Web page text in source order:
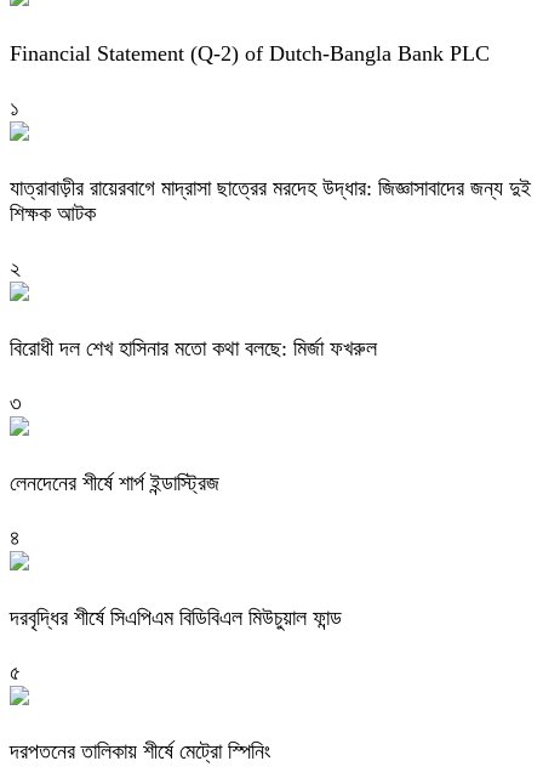
Financial Statement (Q-2) of Dutch-Bangla Bank PLC
১
যাত্রাবাড়ীর রায়েরবাগে মাদ্রাসা ছাত্রের মরদেহ উদ্ধার: জিজ্ঞাসাবাদের জন্য দুই
শিক্ষক আটক
২
বিরোধী দল শেখ হাসিনার মতো কথা বলছে: মির্জা ফখরুল
৩
লেনদেনের শীর্ষে শার্প ইন্ডাস্ট্রিজ
৪
দরবৃদ্ধির শীর্ষে সিএপিএম বিডিবিএল মিউচুয়াল ফান্ড
৫
দরপতনের তালিকায় শীর্ষে মেট্রো স্পিনিং